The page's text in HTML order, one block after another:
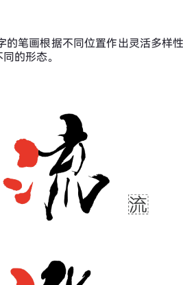
的笔画根据不同位置作出灵活多
的形态。